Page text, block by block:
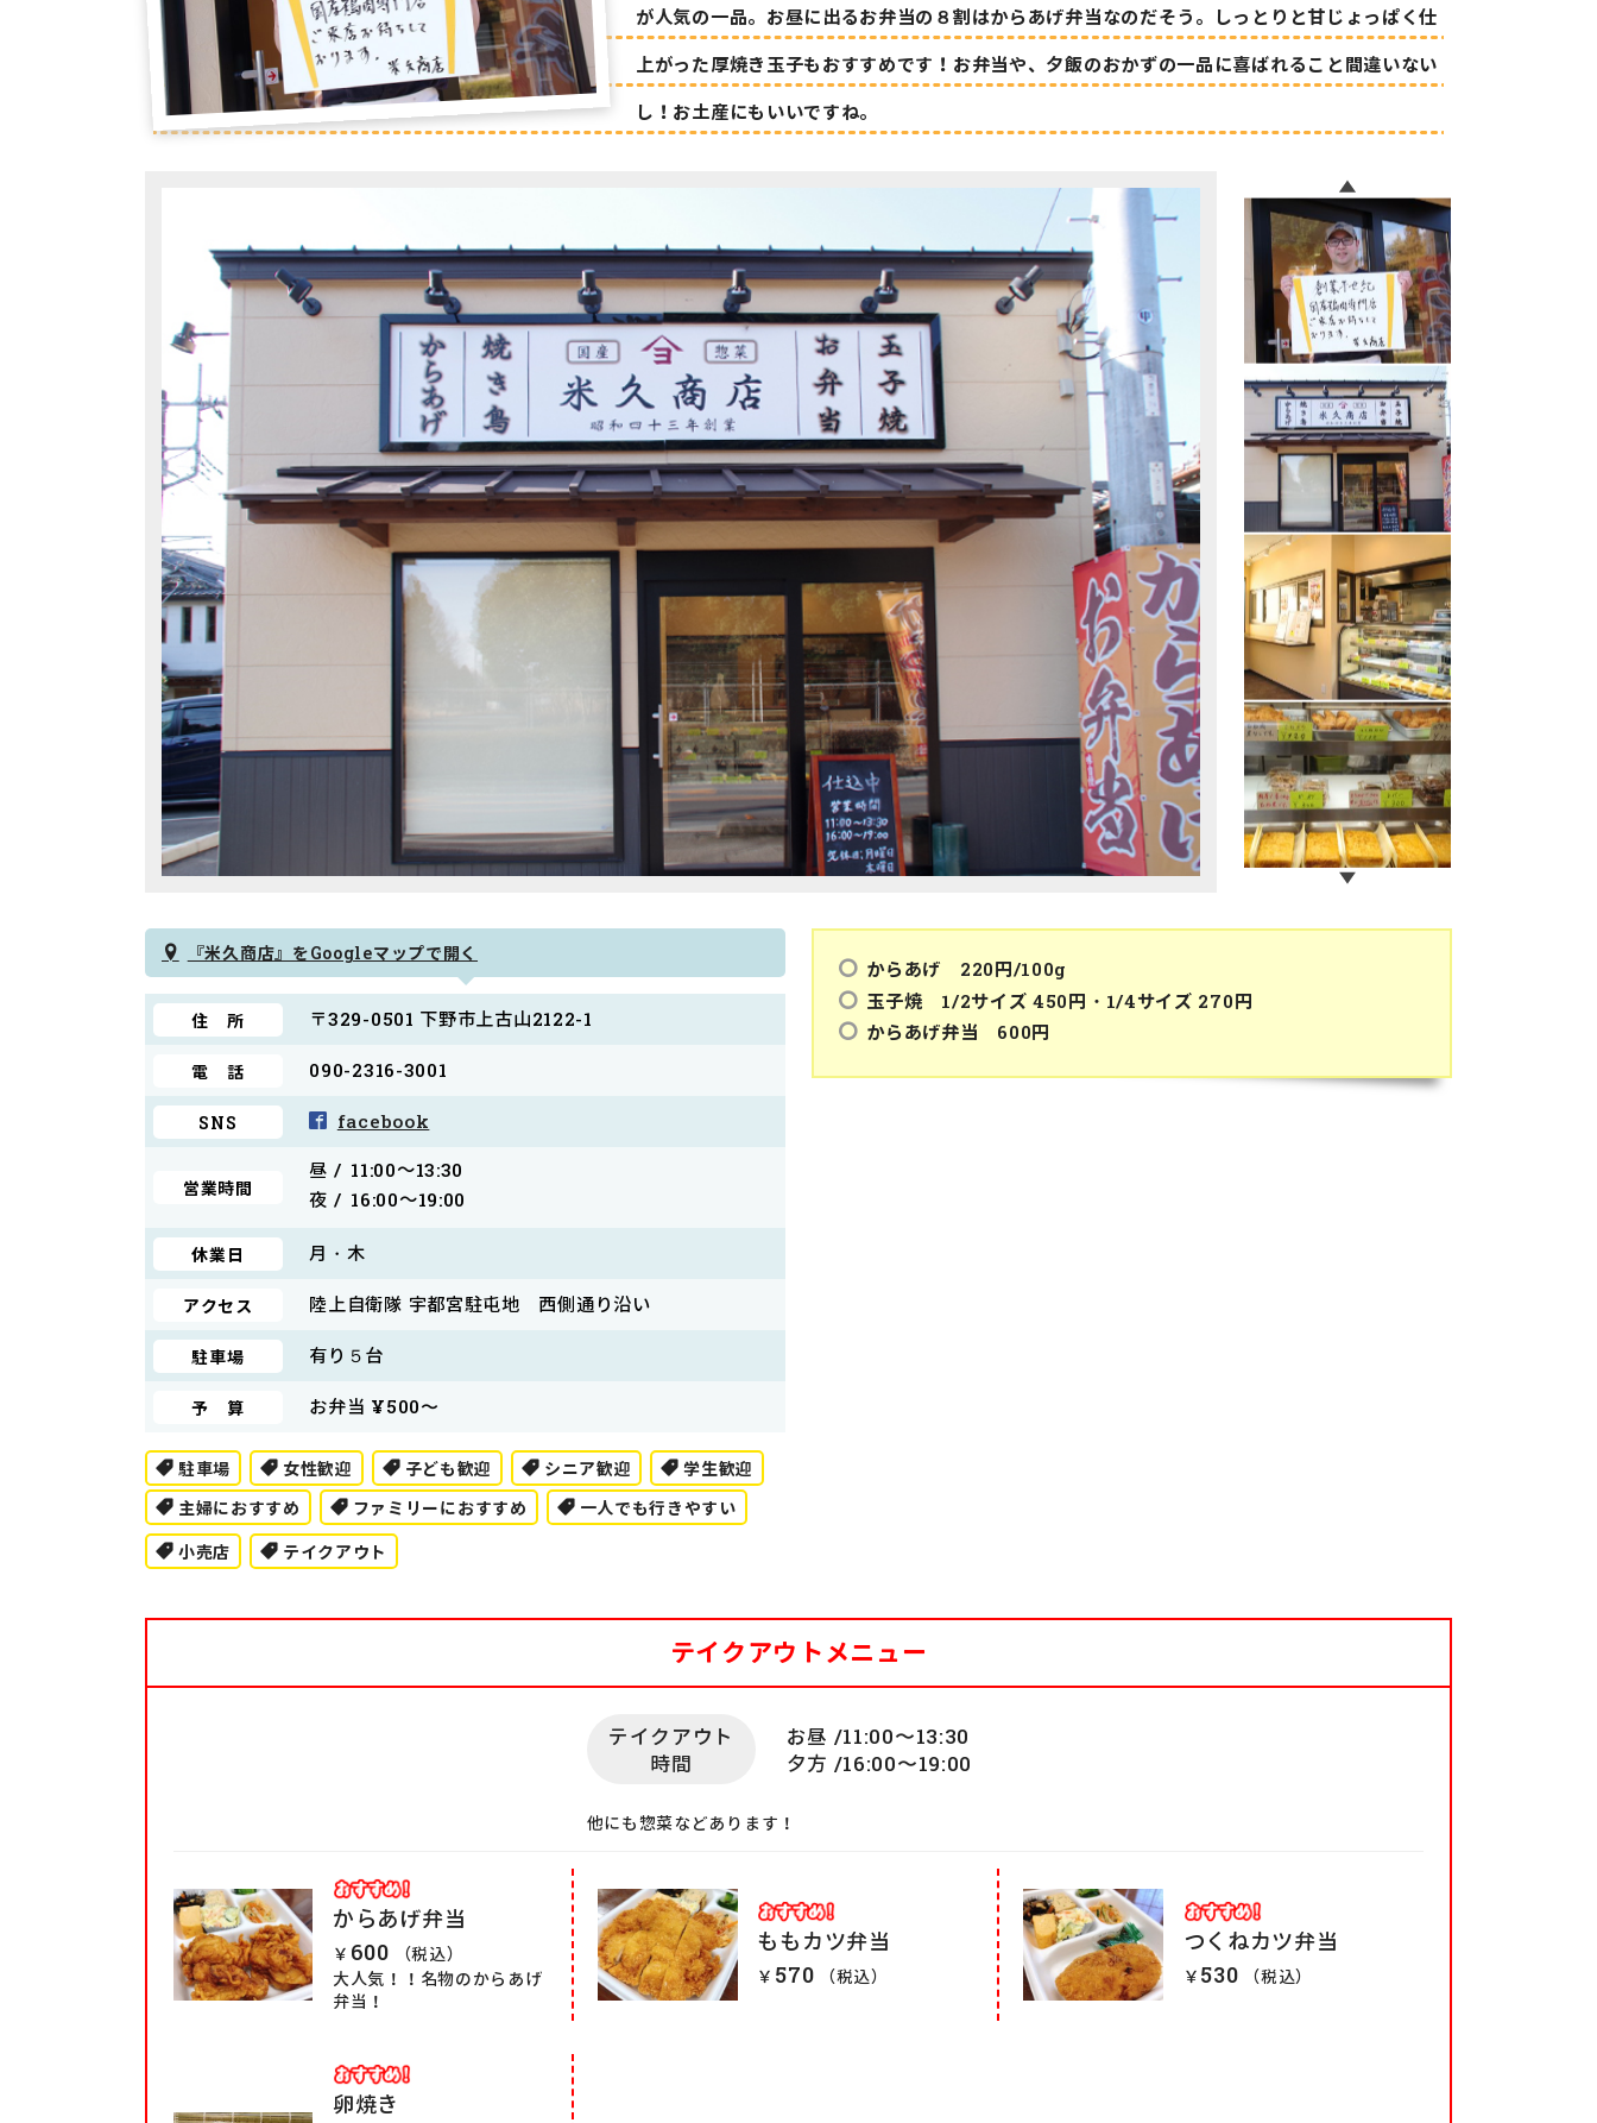
が人気の一品。お昼に出るお弁当の８割はからあげ弁当なのだそう。しっとりと甘じょっぱく仕
上がった厚焼き玉子もおすすめです！お弁当や、夕飯のおかずの一品に喜ばれること間違いない
し！お土産にもいいですね。
『米久商店』をGoogleマップで開く
住 所 〒329-0501 下野市上古山2122-1
電 話 090-2316-3001
SNS facebook
営業時間
昼 / 11:00～13:30
夜 / 16:00～19:00
休業日 月・木
アクセス 陸上自衛隊 宇都宮駐屯地 西側通り沿い
駐車場 有り５台
予 算 お弁当 ¥500〜
駐車場 女性歓迎 子ども歓迎 シニア歓迎
学生歓迎
主婦におすすめ
ファミリーにおすすめ
一人でも行きやすい
小売店
テイクアウト
からあげ 220円/100g
玉子焼 1/2サイズ 450円・1/4サイズ 270円
からあげ弁当 600円
テイクアウトメニュー
テイクアウト
時間
お昼 /11:00〜13:30
夕方 /16:00〜19:00
他にも惣菜などあります！
からあげ弁当
￥ 600 （税込）
大人気！！名物のからあげ
弁当！
ももカツ弁当
￥ 570 （税込）
つくねカツ弁当
￥ 530 （税込）
卵焼き